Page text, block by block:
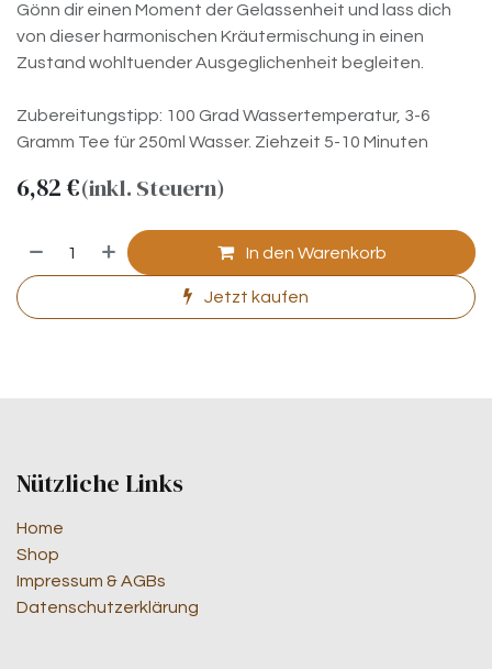
Gönn dir einen Moment der Gelassenheit und lass dich
von dieser harmonischen Kräutermischung in einen
Zustand wohltuender Ausgeglichenheit begleiten.
Zubereitungstipp: 100 Grad Wassertemperatur, 3-6
Gramm Tee für 250ml Wasser. Ziehzeit 5-10 Minuten
6,82 €(inkl. Steuern)
In den Warenkorb
Jetzt kaufen
Nützliche Links
Home
Shop
Impressum & AGBs
Datenschutzerklärung